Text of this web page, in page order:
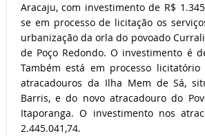
Aracaju, com investimento de R$
se em processo de licitação os
urbanização da orla do povoado
de Poço Redondo. O investimento é
Também está em processo licitatório
atracadouros da Ilha Mem de Sá,
Barris, e do novo atracadouro do
Itaporanga. O investimento nos
2.445.041,74.